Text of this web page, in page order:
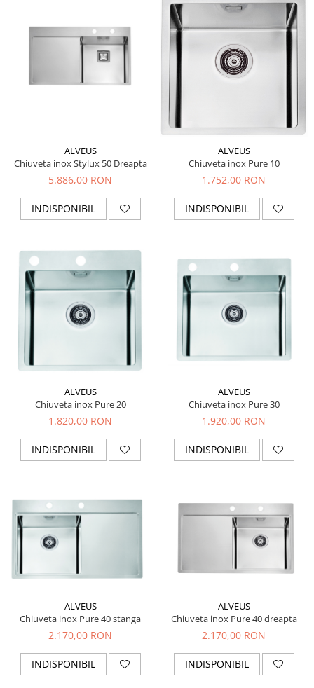
ALVEUS
Chiuveta inox Stylux 50 Dreapta
5.886,00 RON
INDISPONIBIL
ALVEUS
Chiuveta inox Pure 10
1.752,00 RON
INDISPONIBIL
ALVEUS
Chiuveta inox Pure 20
1.820,00 RON
INDISPONIBIL
ALVEUS
Chiuveta inox Pure 30
1.920,00 RON
INDISPONIBIL
ALVEUS
Chiuveta inox Pure 40 stanga
2.170,00 RON
INDISPONIBIL
ALVEUS
Chiuveta inox Pure 40 dreapta
2.170,00 RON
INDISPONIBIL